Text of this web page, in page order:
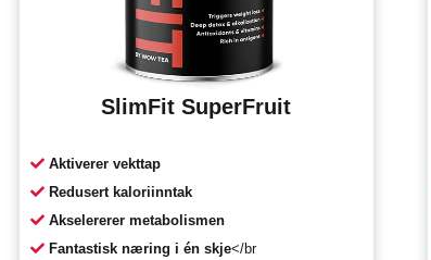
SlimFit SuperFruit
Aktiverer vekttap
Redusert kaloriinntak
Akselererer metabolismen
Fantastisk næring i én skje</br